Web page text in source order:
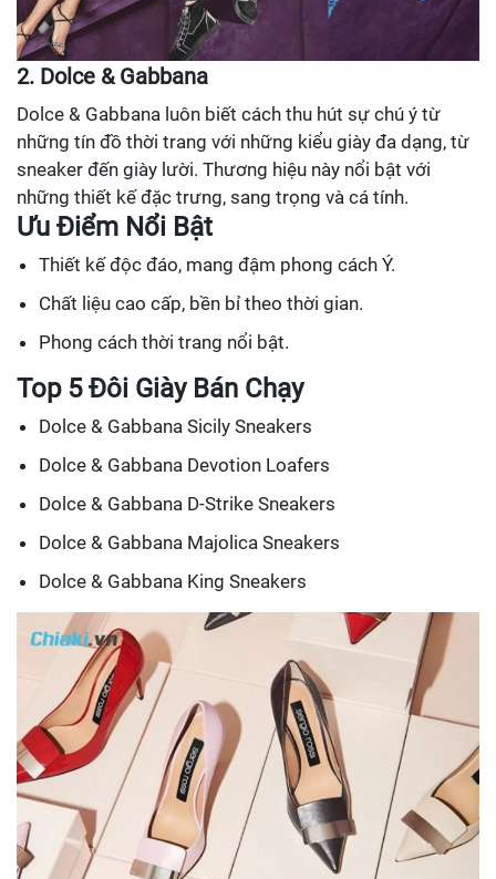
2. Dolce & Gabbana
Dolce & Gabbana luôn biết cách thu hút sự chú ý từ
những tín đồ thời trang với những kiểu giày đa dạng, từ
sneaker đến giày lười. Thương hiệu này nổi bật với
những thiết kế đặc trưng, sang trọng và cá tính.
Ưu Điểm Nổi Bật
Thiết kế độc đáo, mang đậm phong cách Ý.
Chất liệu cao cấp, bền bỉ theo thời gian.
Phong cách thời trang nổi bật.
Top 5 Đôi Giày Bán Chạy
Dolce & Gabbana Sicily Sneakers
Dolce & Gabbana Devotion Loafers
Dolce & Gabbana D-Strike Sneakers
Dolce & Gabbana Majolica Sneakers
Dolce & Gabbana King Sneakers